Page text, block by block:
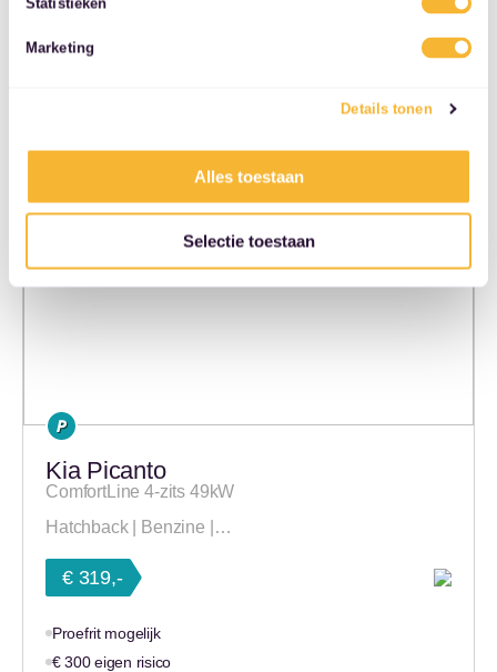
Statistieken
Marketing
Details tonen
Alles toestaan
Selectie toestaan
€ 295 eigen risico
Vervangend vervoer
Kia Picanto
ComfortLine 4-zits 49kW
Hatchback | Benzine |…
€ 319,-
Proefrit mogelijk
€ 300 eigen risico